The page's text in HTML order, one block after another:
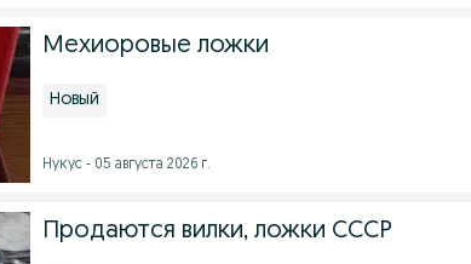
Мехиоровые ложки
Новый
Нукус - 05 августа 2026 г.
Продаются вилки, ложки СССР